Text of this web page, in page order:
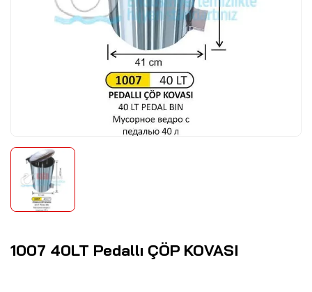
1007 40LT Pedallı ÇÖP KOVASI